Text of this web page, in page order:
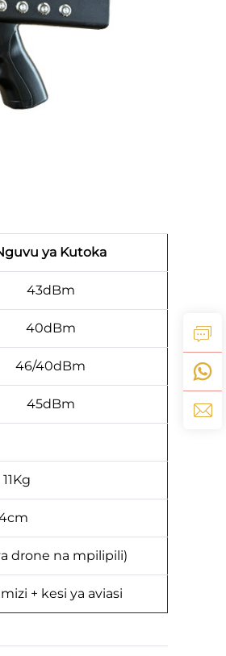
ya Kutoka
43dBm
40dBm
46/40dBm
45dBm
drone na mpilipili)
+ kesi ya aviasi